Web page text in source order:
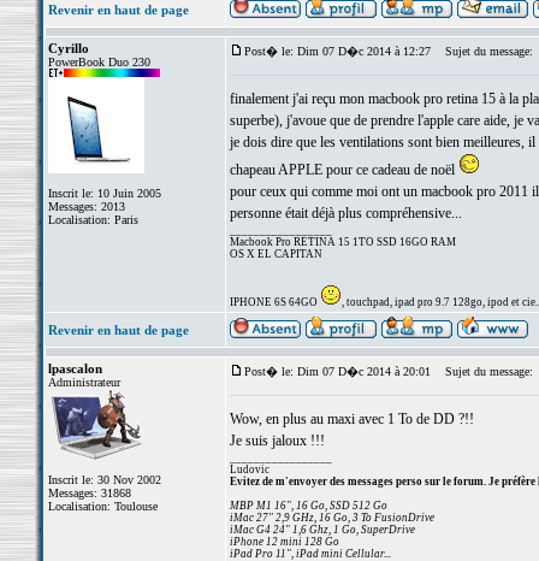
Revenir en haut de page
Cyrillo
PowerBook Duo 230
Inscrit le: 10 Juin 2005
Messages: 2013
Localisation: Paris
Post� le: Dim 07 D�c 2014 à 12:27 Sujet du message:
finalement j'ai reçu mon macbook pro retina 15 à la
superbe), j'avoue que de prendre l'apple care aide, je
je dois dire que les ventilations sont bien meilleures,
chapeau APPLE pour ce cadeau de noël
pour ceux qui comme moi ont un macbook pro 2011
personne était déjà plus compréhensive...
Macbook Pro RETINA 15 1TO SSD 16GO RAM
OS X EL CAPITAN
IPHONE 6S 64GO , touchpad, ipad pro 9.7 128go, ipod et
Revenir en haut de page
lpascalon
Administrateur
Inscrit le: 30 Nov 2002
Messages: 31868
Localisation: Toulouse
Post� le: Dim 07 D�c 2014 à 20:01 Sujet du message:
Wow, en plus au maxi avec 1 To de DD ?!!
Je suis jaloux !!!
Ludovic
Evitez de m'envoyer des messages perso sur le forum. Je préfère
MBP M1 16", 16 Go, SSD 512 Go
iMac 27" 2,9 GHz, 16 Go, 3 To FusionDrive
iMac G4 24" 1,6 Ghz, 1 Go, SuperDrive
iPhone 12 mini 128 Go
iPad Pro 11", iPad mini Cellular...